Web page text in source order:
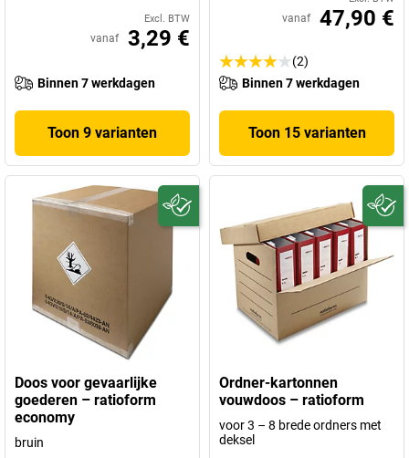
Excl. BTW
vanaf 3,29 €
Binnen 7 werkdagen
Toon 9 varianten
vanaf 47,90 €
(2)
Binnen 7 werkdagen
Toon 15 varianten
Doos voor gevaarlijke
goederen – ratioform
economy
bruin
Ordner-kartonnen
vouwdoos – ratioform
voor 3 – 8 brede ordners met
deksel